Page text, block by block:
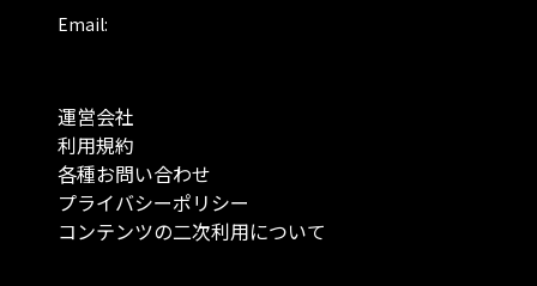
Email:
運営会社
利用規約
各種お問い合わせ
プライバシーポリシー
コンテンツの二次利用について